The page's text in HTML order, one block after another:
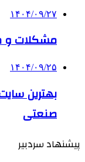
۱۴۰۴/۰۹/۲۷
مشکلات و
۱۴۰۴/۰۹/۲۵
بهترین
صنعتی
پیشنهاد سردبیر